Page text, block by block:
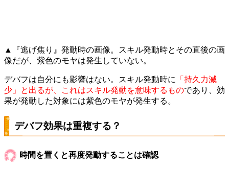
▲『逃げ焦り』発動時の画像。スキル発動時とその直後の画
像だが、紫色のモヤは発生していない。
デバフは自分にも影響はない。スキル発動時に
「持久力減
少」と出るが、これはスキル発動を意味するものであり、効
果が発動した対象には紫色のモヤが発生する。
デバフ効果は重複する？
時間を置くと再度発動することは確認